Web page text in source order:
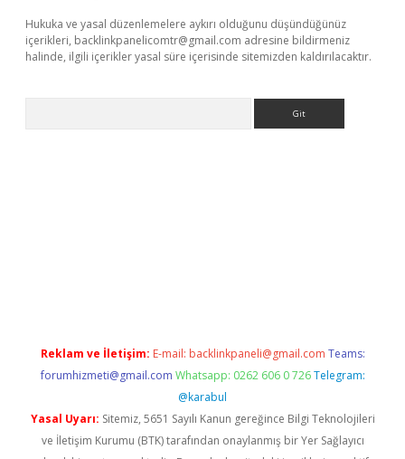
Hukuka ve yasal düzenlemelere aykırı olduğunu düşündüğünüz
içerikleri, backlinkpanelicomtr@gmail.com adresine bildirmeniz
halinde, ilgili içerikler yasal süre içerisinde sitemizden kaldırılacaktır.
Reklam ve İletişim: E-mail: backlinkpaneli@gmail.com Teams:
forumhizmeti@gmail.com Whatsapp: 0262 606 0 726 Telegram:
@karabul
Yasal Uyarı: Sitemiz, 5651 Sayılı Kanun gereğince Bilgi Teknolojileri
ve İletişim Kurumu (BTK) tarafından onaylanmış bir Yer Sağlayıcı